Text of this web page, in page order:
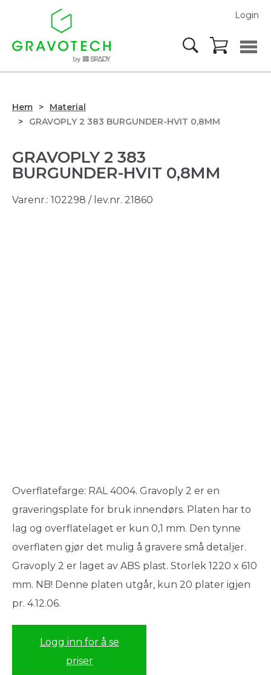
Login
Hem
Material
GRAVOPLY 2 383 BURGUNDER-HVIT 0,8MM
GRAVOPLY 2 383
BURGUNDER-HVIT 0,8MM
Varenr.: 102298 / lev.nr. 21860
Overflatefarge: RAL 4004. Gravoply 2 er en
graveringsplate for bruk innendørs. Platen har to
lag og overflatelaget er kun 0,1 mm. Den tynne
overflaten gjør det mulig å gravere små detaljer.
Gravoply 2 er laget av ABS plast. Storlek 1220 x 610
mm. NB! Denne platen utgår, kun 20 plater igjen
pr. 4.12.06.
Logg inn for å se
priser